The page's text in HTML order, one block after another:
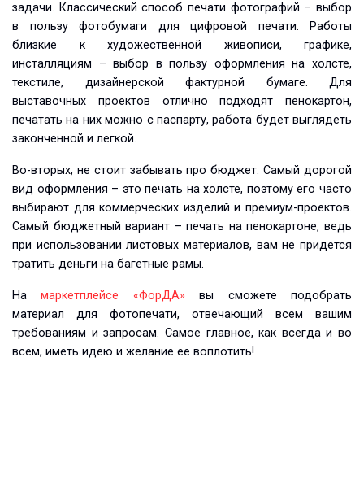
задачи. Классический способ печати фотографий – выбор
в пользу фотобумаги для цифровой печати. Работы
близкие к художественной живописи, графике,
инсталляциям – выбор в пользу оформления на холсте,
текстиле, дизайнерской фактурной бумаге. Для
выставочных проектов отлично подходят пенокартон,
печатать на них можно с паспарту, работа будет выглядеть
законченной и легкой.
Во-вторых, не стоит забывать про бюджет. Самый дорогой
вид оформления – это печать на холсте, поэтому его часто
выбирают для коммерческих изделий и премиум-проектов.
Самый бюджетный вариант – печать на пенокартоне, ведь
при использовании листовых материалов, вам не придется
тратить деньги на багетные рамы.
Намаркетплейсе «ФорДА» вы сможете подобрать
материал для фотопечати, отвечающий всем вашим
требованиям и запросам. Самое главное, как всегда и во
всем, иметь идею и желание ее воплотить!